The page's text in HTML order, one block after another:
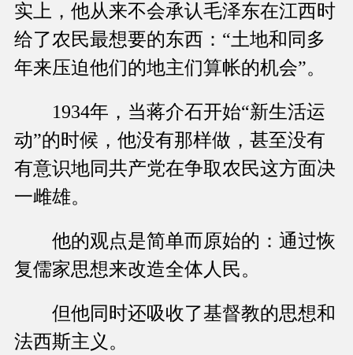
实上，他从来不会承认毛泽东在江西时
给了农民最想要的东西：“土地和同多
年来压迫他们的地主们算帐的机会”。
1934年，当蒋介石开始“新生活运
动”的时候，他没有那样做，甚至没有
有意识地同共产党在争取农民这方面决
一雌雄。
他的观点是简单而原始的：通过恢
复儒家思想来改造全体人民。
但他同时还吸收了基督教的思想和
法西斯主义。